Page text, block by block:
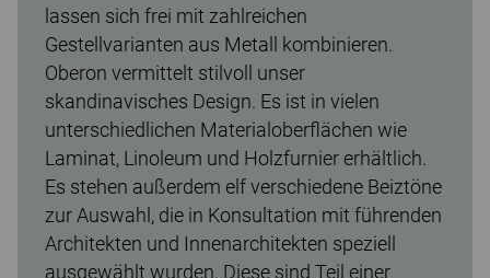
lassen sich frei mit zahlreichen
Gestellvarianten aus Metall kombinieren.
Oberon vermittelt stilvoll unser
skandinavisches Design. Es ist in vielen
unterschiedlichen Materialoberflächen wie
Laminat, Linoleum und Holzfurnier erhältlich.
Es stehen außerdem elf verschiedene Beiztöne
zur Auswahl, die in Konsultation mit führenden
Architekten und Innenarchitekten speziell
ausgewählt wurden. Diese sind Teil einer